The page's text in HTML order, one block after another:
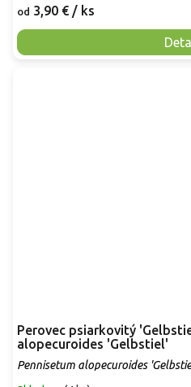
od 3,90 € / ks
Perovec psiarkovitý
alopecuroides 'Gelbstiel'
Pennisetum alopecuroides